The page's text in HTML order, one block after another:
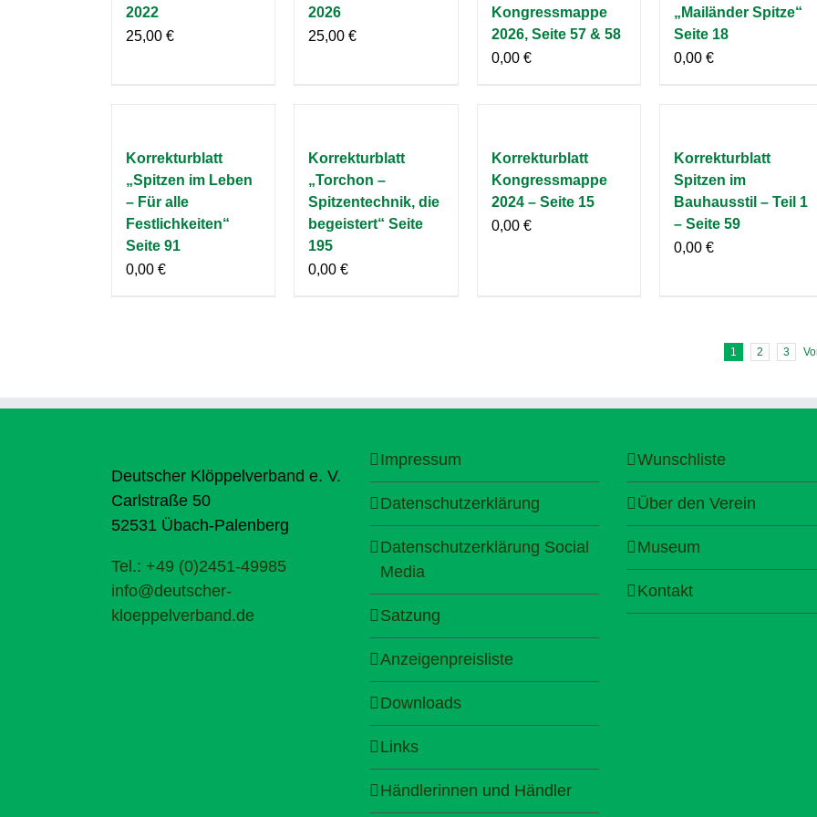
2022
25,00 €
2026
25,00€
Kongressmappe
2026, Seite 57 & 58
0,00 €
„Mailänder Spitze“
Seite 18
0,00 €
Korrekturblatt
„Spitzen im Leben
– Für alle
Festlichkeiten“
Seite 91
0,00 €
Korrekturblatt
„Torchon –
Spitzentechnik, die
begeistert“ Seite
195
0,00€
Korrekturblatt
Kongressmappe
2024 – Seite 15
0,00 €
Korrekturblatt
Spitzen im
Bauhausstil – Teil 1
– Seite 59
0,00 €
1 2 3
Deutscher Klöppelverband e. V.
Carlstraße 50
52531 Übach-Palenberg
Tel.: +49 (0)2451-49985
info@deutscher-
kloeppelverband.de
Impressum
Datenschutzerklärung
Datenschutzerklärung Social
Media
Satzung
Anzeigenpreisliste
Downloads
Links
Händlerinnen und Händler
Wunschliste
Über den Verein
Museum
Kontakt